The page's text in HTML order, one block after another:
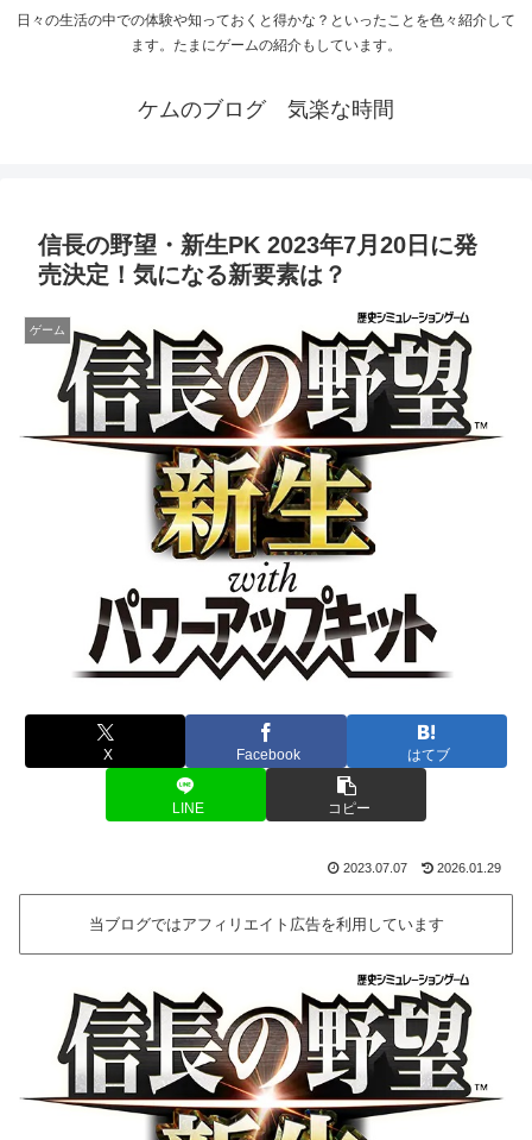
日々の生活の中での体験や知っておくと得かな？といったことを色々紹介して
ます。たまにゲームの紹介もしています。
ケムのブログ 気楽な時間
信長の野望・新生PK 2023年7月20日に発
売決定！気になる新要素は？
ゲーム
X Facebook はてブ
LINE コピー
2023.07.07 2026.01.29
当ブログではアフィリエイト広告を利用しています